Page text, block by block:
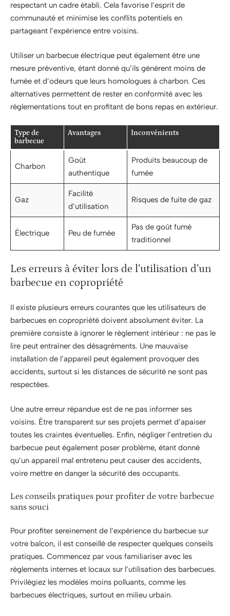
respectant un cadre établi. Cela favorise l’esprit de
communauté et minimise les conflits potentiels en
partageant l’expérience entre voisins.
Utiliser un barbecue électrique peut également être une
mesure préventive, étant donné qu’ils génèrent moins de
fumée et d’odeurs que leurs homologues à charbon. Ces
alternatives permettent de rester en conformité avec les
réglementations tout en profitant de bons repas en extérieur.
Type de
barbecue
Avantages Inconvénients
Charbon
Goût
authentique
Produits beaucoup de
fumée
Gaz
Facilité
d’utilisation
Risques de fuite de gaz
Électrique Peu de fumée
Pas de goût fumé
traditionnel
Les erreurs à éviter lors de l’utilisation d’un
barbecue en copropriété
Il existe plusieurs erreurs courantes que les utilisateurs de
barbecues en copropriété doivent absolument éviter. La
première consiste à ignorer le règlement intérieur : ne pas le
lire peut entraîner des désagréments. Une mauvaise
installation de l’appareil peut également provoquer des
accidents, surtout si les distances de sécurité ne sont pas
respectées.
Une autre erreur répandue est de ne pas informer ses
voisins. Être transparent sur ses projets permet d’apaiser
toutes les craintes éventuelles. Enfin, négliger l’entretien du
barbecue peut également poser problème, étant donné
qu’un appareil mal entretenu peut causer des accidents,
voire mettre en danger la sécurité des occupants.
Les conseils pratiques pour profiter de votre barbecue
sans souci
Pour profiter sereinement de l’expérience du barbecue sur
votre balcon, il est conseillé de respecter quelques conseils
pratiques. Commencez par vous familiariser avec les
règlements internes et locaux sur l’utilisation des barbecues.
Privilégiez les modèles moins polluants, comme les
barbecues électriques, surtout en milieu urbain.